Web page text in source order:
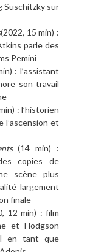
Suschitzky sur
(2022, 15 min) :
parle des
Pemini
: l’assistant
son travail
: l’historien
l’ascension et
(14 min) :
copies de
scène plus
largement
finale
12 min) : film
et Hodgson
en tant que